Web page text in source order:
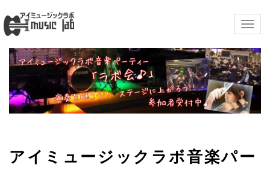
アイミュージックラボ音楽パー